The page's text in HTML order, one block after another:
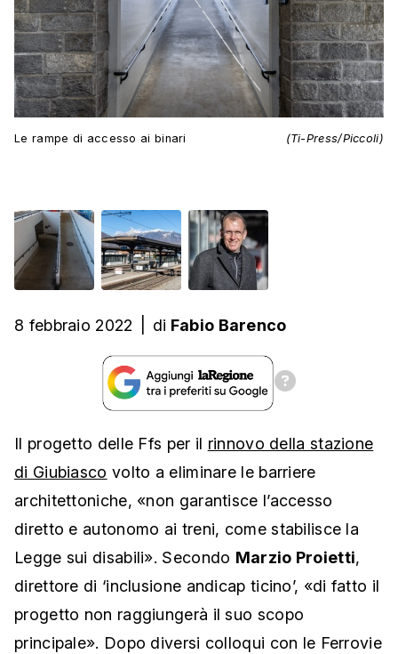
Le rampe di accesso ai binari (Ti-Press/Piccoli)
8 febbraio 2022 di Fabio Barenco
Il progetto delle Ffs per il rinnovo della stazione
di Giubiasco volto a eliminare le barriere
architettoniche, «non garantisce l’accesso
diretto e autonomo ai treni, come stabilisce la
Legge sui disabili». Secondo Marzio Proietti,
direttore di ‘inclusione andicap ticino’, «di fatto il
progetto non raggiungerà il suo scopo
principale». Dopo diversi colloqui con le Ferrovie